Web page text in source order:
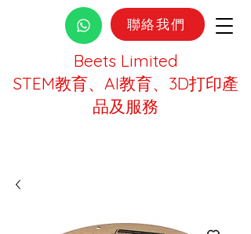
Beets Limited
STEM教育、AI教育、3D打印產
品及服務
聯絡我們